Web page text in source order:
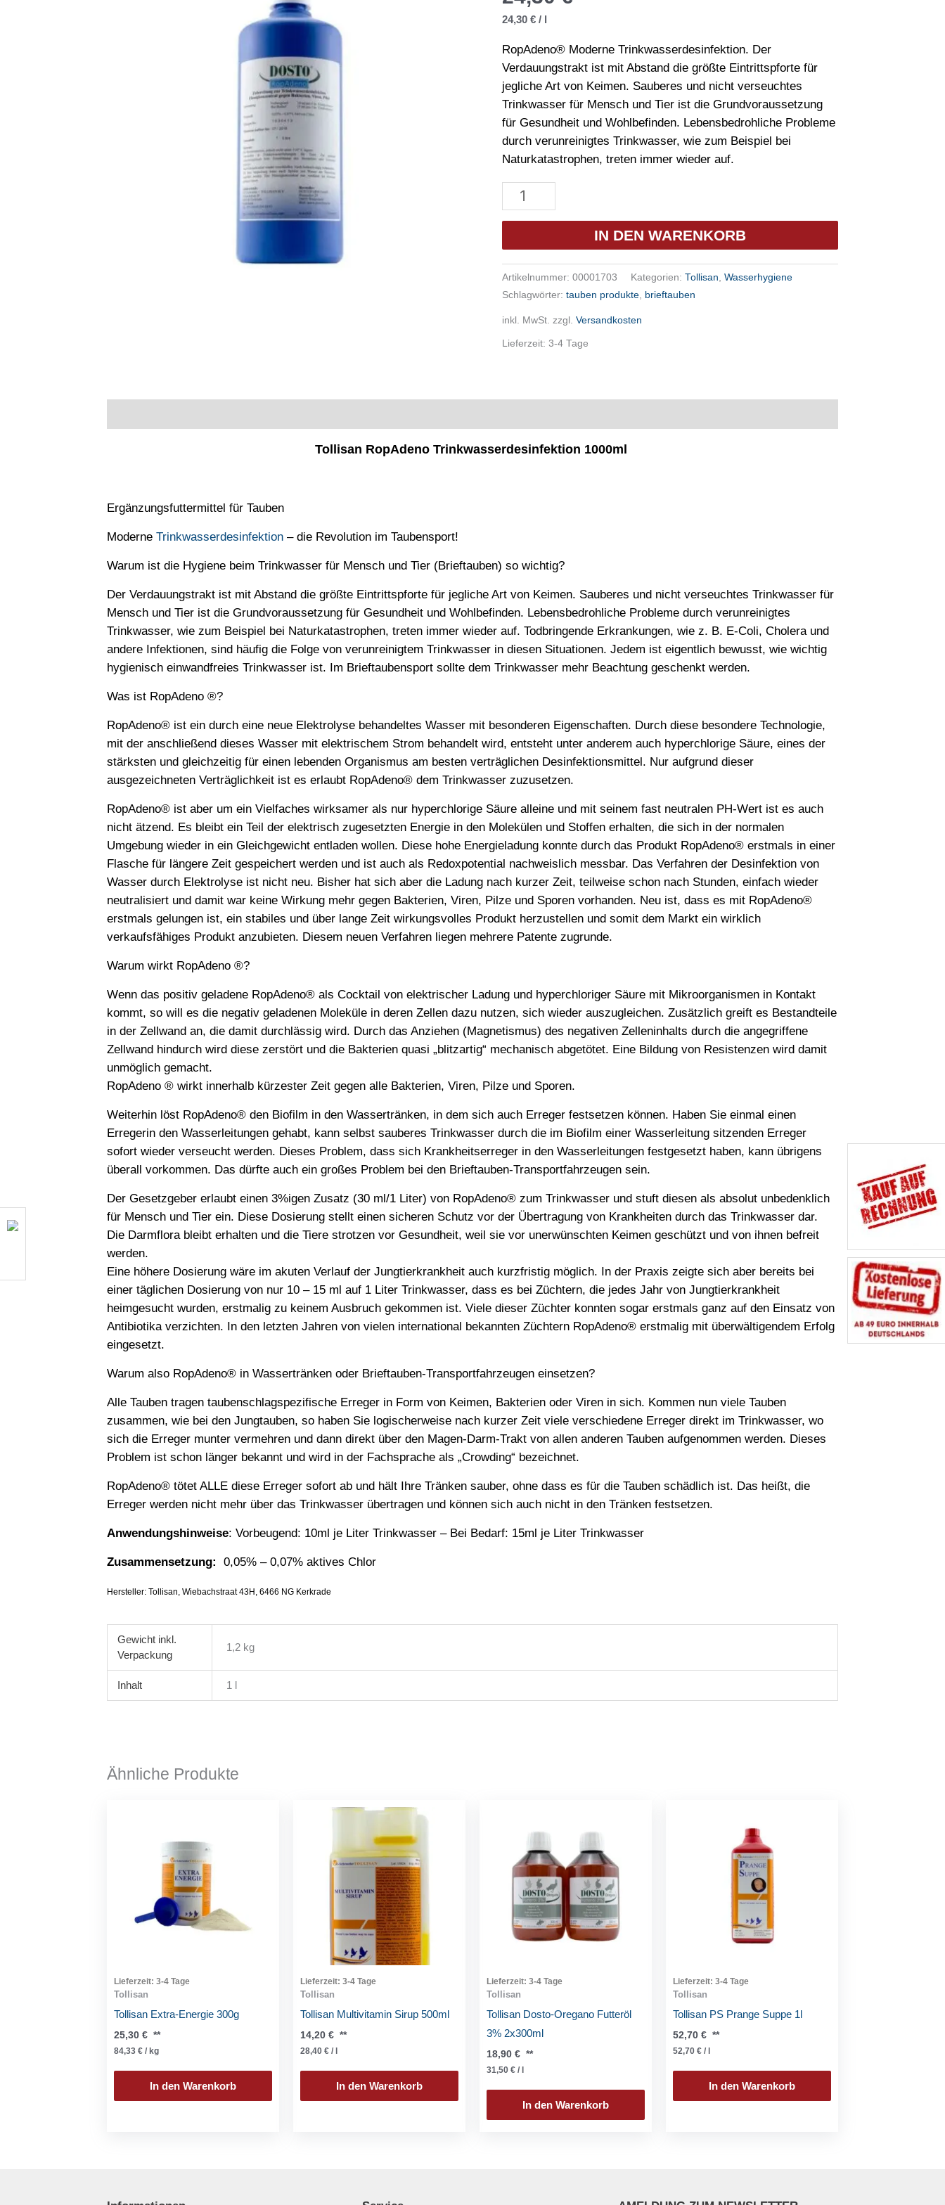
24,30 €/ l
RopAdeno® Moderne Trinkwasserdesinfektion. Der
Verdauungstrakt ist mit Abstand die größte Eintrittspforte für
jegliche Art von Keimen. Sauberes und nicht verseuchtes
Trinkwasser für Mensch und Tier ist die Grundvoraussetzung
für Gesundheit und Wohlbefinden. Lebensbedrohliche Probleme
durch verunreinigtes Trinkwasser, wie zum Beispiel bei
Naturkatastrophen, treten immer wieder auf.
Tollisan
RopAdeno
Trinkwasserdesinfektion
1l
Menge
IN DEN WARENKORB
Artikelnummer: 00001703 Kategorien: Tollisan, Wasserhygiene
Schlagwörter: tauben produkte, brieftauben
inkl. MwSt. zzgl. Versandkosten
Lieferzeit: 3-4 Tage
Tollisan RopAdeno Trinkwasserdesinfektion 1000ml
Ergänzungsfuttermittel für Tauben
Moderne Trinkwasserdesinfektion – die Revolution im Taubensport!
Warum ist die Hygiene beim Trinkwasser für Mensch und Tier (Brieftauben) so wichtig?
Der Verdauungstrakt ist mit Abstand die größte Eintrittspforte für jegliche Art von Keimen. Sauberes und nicht verseuchtes Trinkwasser für
Mensch und Tier ist die Grundvoraussetzung für Gesundheit und Wohlbefinden. Lebensbedrohliche Probleme durch verunreinigtes
Trinkwasser, wie zum Beispiel bei Naturkatastrophen, treten immer wieder auf. Todbringende Erkrankungen, wie z. B. E-Coli, Cholera und
andere Infektionen, sind häufig die Folge von verunreinigtem Trinkwasser in diesen Situationen. Jedem ist eigentlich bewusst, wie wichtig
hygienisch einwandfreies Trinkwasser ist. Im Brieftaubensport sollte dem Trinkwasser mehr Beachtung geschenkt werden.
Was ist RopAdeno ®?
RopAdeno® ist ein durch eine neue Elektrolyse behandeltes Wasser mit besonderen Eigenschaften. Durch diese besondere Technologie,
mit der anschließend dieses Wasser mit elektrischem Strom behandelt wird, entsteht unter anderem auch hyperchlorige Säure, eines der
stärksten und gleichzeitig für einen lebenden Organismus am besten verträglichen Desinfektionsmittel. Nur aufgrund dieser
ausgezeichneten Verträglichkeit ist es erlaubt RopAdeno® dem Trinkwasser zuzusetzen.
RopAdeno® ist aber um ein Vielfaches wirksamer als nur hyperchlorige Säure alleine und mit seinem fast neutralen PH-Wert ist es auch
nicht ätzend. Es bleibt ein Teil der elektrisch zugesetzten Energie in den Molekülen und Stoffen erhalten, die sich in der normalen
Umgebung wieder in ein Gleichgewicht entladen wollen. Diese hohe Energieladung konnte durch das Produkt RopAdeno® erstmals in einer
Flasche für längere Zeit gespeichert werden und ist auch als Redoxpotential nachweislich messbar. Das Verfahren der Desinfektion von
Wasser durch Elektrolyse ist nicht neu. Bisher hat sich aber die Ladung nach kurzer Zeit, teilweise schon nach Stunden, einfach wieder
neutralisiert und damit war keine Wirkung mehr gegen Bakterien, Viren, Pilze und Sporen vorhanden. Neu ist, dass es mit RopAdeno®
erstmals gelungen ist, ein stabiles und über lange Zeit wirkungsvolles Produkt herzustellen und somit dem Markt ein wirklich
verkaufsfähiges Produkt anzubieten. Diesem neuen Verfahren liegen mehrere Patente zugrunde.
Warum wirkt RopAdeno ®?
Wenn das positiv geladene RopAdeno® als Cocktail von elektrischer Ladung und hyperchloriger Säure mit Mikroorganismen in Kontakt
kommt, so will es die negativ geladenen Moleküle in deren Zellen dazu nutzen, sich wieder auszugleichen. Zusätzlich greift es Bestandteile
in der Zellwand an, die damit durchlässig wird. Durch das Anziehen (Magnetismus) des negativen Zelleninhalts durch die angegriffene
Zellwand hindurch wird diese zerstört und die Bakterien quasi „blitzartig“ mechanisch abgetötet. Eine Bildung von Resistenzen wird damit
unmöglich gemacht.
RopAdeno ® wirkt innerhalb kürzester Zeit gegen alle Bakterien, Viren, Pilze und Sporen.
Weiterhin löst RopAdeno® den Biofilm in den Wassertränken, in dem sich auch Erreger festsetzen können. Haben Sie einmal einen
Erregerin den Wasserleitungen gehabt, kann selbst sauberes Trinkwasser durch die im Biofilm einer Wasserleitung sitzenden Erreger
sofort wieder verseucht werden. Dieses Problem, dass sich Krankheitserreger in den Wasserleitungen festgesetzt haben, kann übrigens
überall vorkommen. Das dürfte auch ein großes Problem bei den Brieftauben-Transportfahrzeugen sein.
Der Gesetzgeber erlaubt einen 3%igen Zusatz (30 ml/1 Liter) von RopAdeno® zum Trinkwasser und stuft diesen als absolut unbedenklich
für Mensch und Tier ein. Diese Dosierung stellt einen sicheren Schutz vor der Übertragung von Krankheiten durch das Trinkwasser dar.
Die Darmflora bleibt erhalten und die Tiere strotzen vor Gesundheit, weil sie vor unerwünschten Keimen geschützt und von ihnen befreit
werden.
Eine höhere Dosierung wäre im akuten Verlauf der Jungtierkrankheit auch kurzfristig möglich. In der Praxis zeigte sich aber bereits bei
einer täglichen Dosierung von nur 10 – 15 ml auf 1 Liter Trinkwasser, dass es bei Züchtern, die jedes Jahr von Jungtierkrankheit
heimgesucht wurden, erstmalig zu keinem Ausbruch gekommen ist. Viele dieser Züchter konnten sogar erstmals ganz auf den Einsatz von
Antibiotika verzichten. In den letzten Jahren von vielen international bekannten Züchtern RopAdeno® erstmalig mit überwältigendem Erfolg
eingesetzt.
Warum also RopAdeno® in Wassertränken oder Brieftauben-Transportfahrzeugen einsetzen?
Alle Tauben tragen taubenschlagspezifische Erreger in Form von Keimen, Bakterien oder Viren in sich. Kommen nun viele Tauben
zusammen, wie bei den Jungtauben, so haben Sie logischerweise nach kurzer Zeit viele verschiedene Erreger direkt im Trinkwasser, wo
sich die Erreger munter vermehren und dann direkt über den Magen-Darm-Trakt von allen anderen Tauben aufgenommen werden. Dieses
Problem ist schon länger bekannt und wird in der Fachsprache als „Crowding“ bezeichnet.
RopAdeno® tötet ALLE diese Erreger sofort ab und hält Ihre Tränken sauber, ohne dass es für die Tauben schädlich ist. Das heißt, die
Erreger werden nicht mehr über das Trinkwasser übertragen und können sich auch nicht in den Tränken festsetzen.
Anwendungshinweise: Vorbeugend: 10ml je Liter Trinkwasser – Bei Bedarf: 15ml je Liter Trinkwasser
Zusammensetzung: 0,05% – 0,07% aktives Chlor
Hersteller: Tollisan, ​Wiebachstraat 43H, ​6466 NG Kerkrade
Gewicht
1,2 kg
Inhalt 1 l
Ähnliche Produkte
Lieferzeit: 3-4 Tage
Tollisan
Tollisan Extra-Energie 300g
25,30 € **
84,33 € / kg
In den Warenkorb
Lieferzeit: 3-4 Tage
Tollisan
Tollisan Multivitamin Sirup 500ml
14,20 € **
28,40 € / l
In den Warenkorb
Lieferzeit: 3-4 Tage
Tollisan
Tollisan Dosto-Oregano Futteröl
3% 2x300ml
18,90 € **
31,50 € / l
In den Warenkorb
Lieferzeit: 3-4 Tage
Tollisan
Tollisan PS Prange Suppe 1l
52,70 € **
52,70 € / l
In den Warenkorb